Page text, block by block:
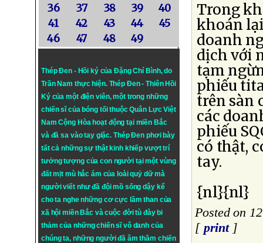
36
37 38 39
40
41
42 43 44
45
46
47 48 49
Thép Đen - Hồi ký của Đặng Chí Bình, do
Trần Nam thực hiện. Thép Đen- Thiên Hồi
Ký của một điện viên, một trong những
chiến sĩ của bóng tối thuộc Quân Lực Việt
Nam Cộng Hòa hoạt động tại miền Bắc
và đã sa vào tay giặc. Thép Đen phơi bày
tất cả những sự thật kinh khiếp vượt trí
tưởng tượng của con người tại một vùng
đất mịt mù hắc ám của loài quỷ dữ mà
người viết như đã đội mồ sống dậy kể
cho ta nghe những cơ cực lầm than của
xã hội miền Bắc và cuộc đời tù đày bi
thảm của những chiến sĩ vô danh của
chúng ta, những người đã âm thầm chiến
Trong
khoán
doanh
dịch với
tạm
phiếu
trên sàn
các
phiếu
có thật,
tay.
{nl}{nl}
Posted on
[ print]